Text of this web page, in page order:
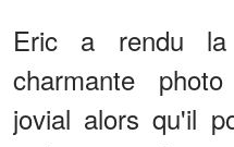
Eric a rendu
charmante
jovial alors qu'il